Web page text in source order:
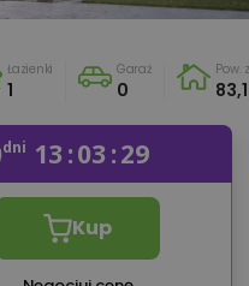
Łazienki
1
Garaż
0
Pow.
dni 13 03 28
Kup